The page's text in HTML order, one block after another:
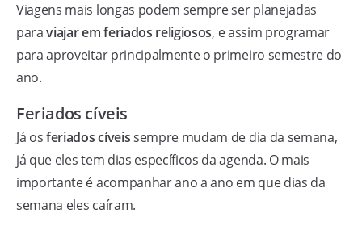
Viagens mais longas podem sempre ser planejadas
paraviajar em feriados religiosos, e assim programar
para aproveitar principalmente o primeiro semestre do
ano.
Feriados cíveis
Já osferiados cíveissempre mudam de dia da semana,
já que eles tem dias específicos da agenda. O mais
importante é acompanhar ano a ano em que dias da
semana eles caíram.